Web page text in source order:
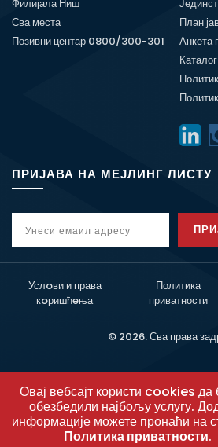
Филијала Ниш
Сва места
Позивни центар 0800/300-301
План
Анкета
ПРИЈАВА НА МЕЈЛИНГ ЛИСТУ
Услoви и права
кoришћeња
Политика
приватности
© 2026. Сва права
Овај вебсајт користи cookies да
обезбедили најбољу услугу.
информације можете пронаћи на
Политика приватности.